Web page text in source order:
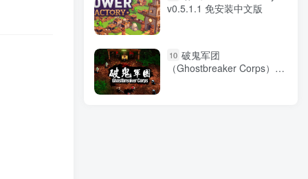
v0.5.1.1 免安装中文版
10 破鬼军团
（Ghostbreaker Corps）免